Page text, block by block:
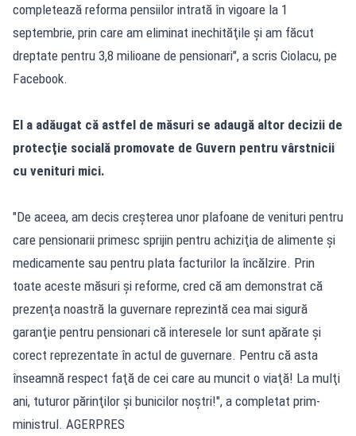
completează reforma pensiilor intrată în vigoare la 1
septembrie, prin care am eliminat inechităţile şi am făcut
dreptate pentru 3,8 milioane de pensionari", a scris Ciolacu, pe
Facebook.
El a adăugat că astfel de măsuri se adaugă altor decizii de
protecţie socială promovate de Guvern pentru vârstnicii
cu venituri mici.
"De aceea, am decis creşterea unor plafoane de venituri pentru
care pensionarii primesc sprijin pentru achiziţia de alimente şi
medicamente sau pentru plata facturilor la încălzire. Prin
toate aceste măsuri şi reforme, cred că am demonstrat că
prezenţa noastră la guvernare reprezintă cea mai sigură
garanţie pentru pensionari că interesele lor sunt apărate şi
corect reprezentate în actul de guvernare. Pentru că asta
înseamnă respect faţă de cei care au muncit o viaţă! La mulţi
ani, tuturor părinţilor şi bunicilor noştri!", a completat prim-
ministrul. AGERPRES